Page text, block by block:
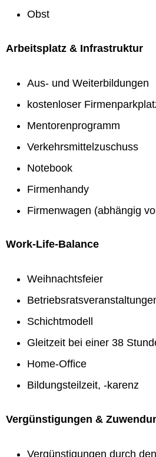
Obst
Arbeitsplatz & Infrastruktur
Aus- und Weiterbildungen
kostenloser
Mentorenprogramm
Verkehrsmittelzuschuss
Notebook
Firmenhandy
Firmenwagen (abhängig
Work-Life-Balance
Weihnachtsfeier
Schichtmodell
Gleitzeit bei einer 38
Home-Office
Bildungsteilzeit, -karenz
Vergünstigungen &
Vergünstigungen durch